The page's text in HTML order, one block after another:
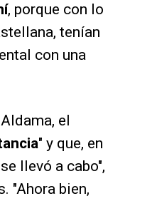
, porque con lo
tenían
con una
el
" y que, en
llevó a cabo",
"Ahora bien,